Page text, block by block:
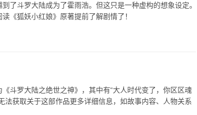
了斗罗大陆成为了霍雨浩。但这只是一种虚构的想象设定。
《狐妖小红娘》原著提前了解剧情了！
斗罗大陆之绝世之神》，其中有“大人时代变了，你区区魂
法获取关于这部作品更多详细信息，如故事内容、人物关系